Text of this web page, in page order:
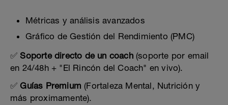
Métricas y análisis avanzados
Gráfico de Gestión del Rendimiento (PMC)
✅Soporte directo de un coach(soporte por email
en 24/48h + "El Rincón del Coach" en vivo).
✅Guías Premium (Fortaleza Mental, Nutrición y
más proximamente).